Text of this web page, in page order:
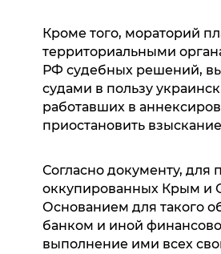
Кроме того, мораторий
территориальными
РФ судебных решений,
судами в пользу
работавших в
приостановить
Согласно документу,
оккупированных Крым и
Основанием для такого
банком и иной
выполнение ими всех